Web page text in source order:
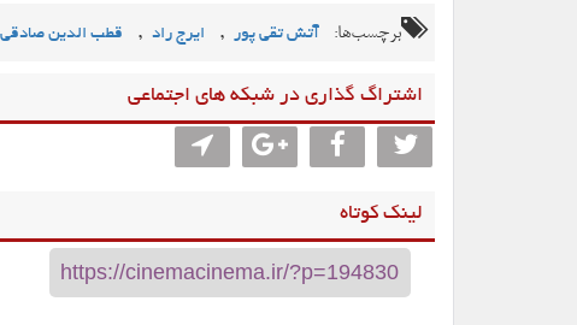
برچسب‌ها: آتش تقی پور , ایرج راد , قطب الدین صادقی
اشتراگ گذاری در شبکه های اجتماعی
لینک کوتاه